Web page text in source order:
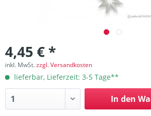
4,45 € *
inkl. MwSt.zzgl. Versandkosten
lieferbar, Lieferzeit: 3-5 Tage**
In den